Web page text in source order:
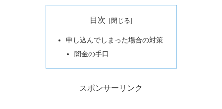
目次
申し込んでしまった場合の対策
闇金の手口
スポンサーリンク